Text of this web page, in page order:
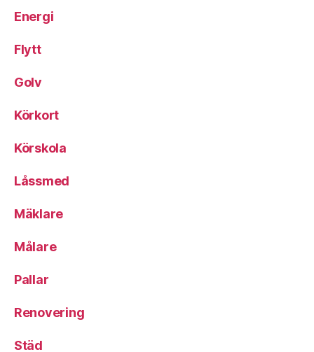
Energi
Flytt
Golv
Körkort
Körskola
Låssmed
Mäklare
Målare
Pallar
Renovering
Städ